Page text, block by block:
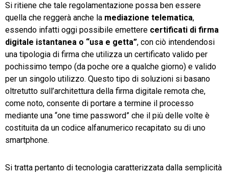
Si ritiene che tale regolamentazione possa ben essere
quella che reggerà anche la mediazione telematica,
essendo infatti oggi possibile emettere certificati di firma
digitale istantanea o “usa e getta”, con ciò intendendosi
una tipologia di firma che utilizza un certificato valido per
pochissimo tempo (da poche ore a qualche giorno) e valido
per un singolo utilizzo. Questo tipo di soluzioni si basano
oltretutto sull’architettura della firma digitale remota che,
come noto, consente di portare a termine il processo
mediante una “one time password” che il più delle volte è
costituita da un codice alfanumerico recapitato su di uno
smartphone.
Si tratta pertanto di tecnologia caratterizzata dalla semplicità